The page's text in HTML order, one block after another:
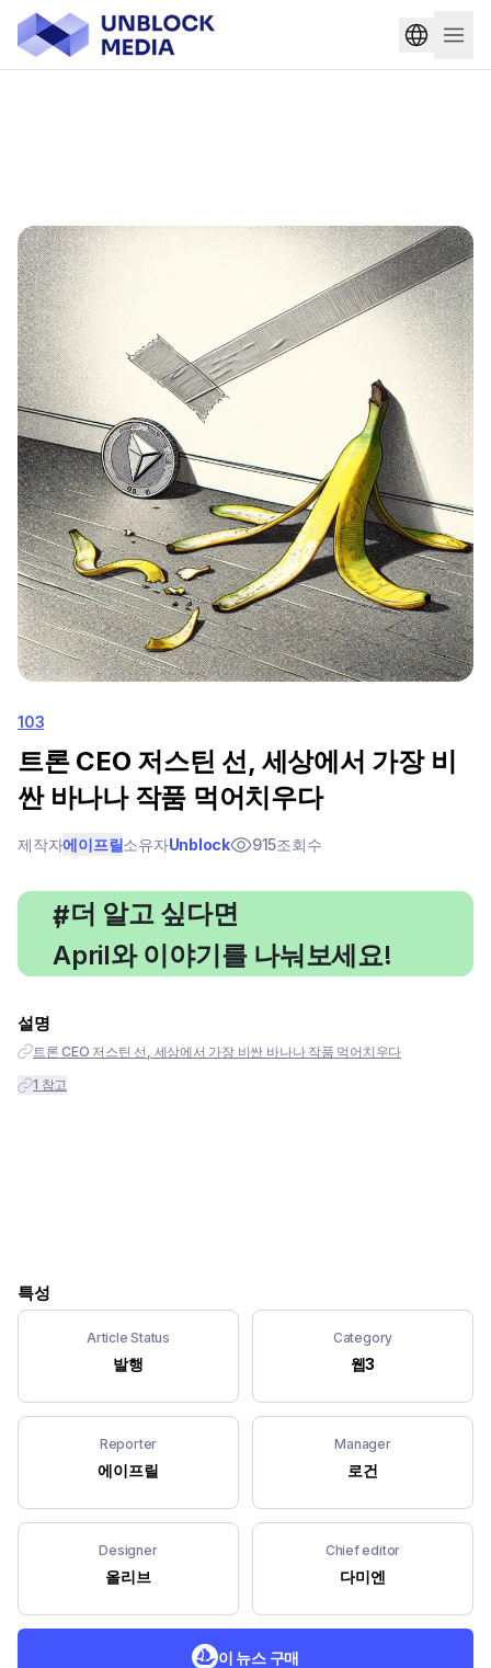
103
트론 CEO 저스틴 선, 세상에서 가장 비
싼 바나나 작품 먹어치우다
제작자에이프릴소유자Unblock 915조회수
#
, 더 알고 싶다면
April와 이야기를 나눠보세요!
설명
트론 CEO 저스틴 선, 세상에서 가장 비싼 바나나 작품 먹어치우다
1 참고
특성
Article Status
발행
Category
웹3
Reporter
에이프릴
Manager
로건
Designer
올리브
Chief editor
다미엔
이 뉴스 구매